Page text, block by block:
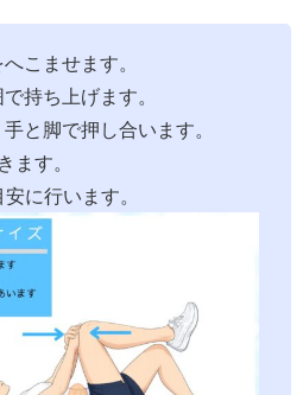
こませます。
持ち上げます。
と脚で押し合います。
ます。
に行います。